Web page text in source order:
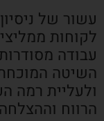
עשור של
לקוחות
עבודה
השיטה
ולעליית רמה
הרווח